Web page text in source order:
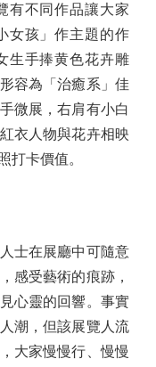
有不同作品讓大家
女孩」作主題的作
生手捧黄色花卉雕
容為「治癒系」佳
微展，右肩有小白
衣人物與花卉相映
打卡價值。
士在展廳中可隨意
感受藝術的痕跡，
心靈的回響。事實
潮，但該展覽人流
大家慢慢行、慢慢